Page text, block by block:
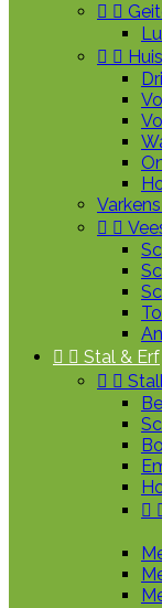
 
 
 
  Stal & Erf
 
